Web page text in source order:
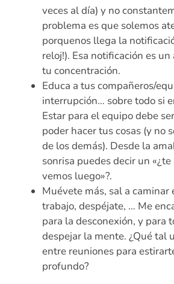
veces al día) y no
problema es que solemos
porquenos llega la
reloj!). Esa notificación es
tu concentración.
Educa a tus compañeros/
interrupción… sobre todo si
Estar para el equipo debe
poder hacer tus cosas (y no
de los demás). Desde la
sonrisa puedes decir un
vemos luego»?.
Muévete más, sal a
trabajo, despéjate, … Me
para la desconexión, y para
despejar la mente. ¿Qué tal
entre reuniones para
profundo?